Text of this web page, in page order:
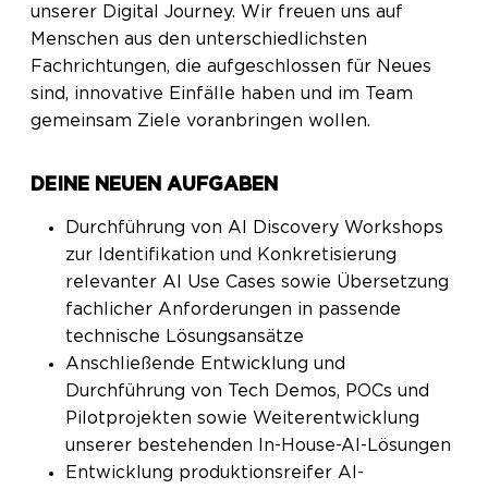
unserer Digital Journey. Wir freuen uns auf
Menschen aus den unterschiedlichsten
Fachrichtungen, die aufgeschlossen für Neues
sind, innovative Einfälle haben und im Team
gemeinsam Ziele voranbringen wollen.
DEINE NEUEN AUFGABEN
Durchführung von AI Discovery Workshops
zur Identifikation und Konkretisierung
relevanter AI Use Cases sowie Übersetzung
fachlicher Anforderungen in passende
technische Lösungsansätze
Anschließende Entwicklung und
Durchführung von Tech Demos, POCs und
Pilotprojekten sowie Weiterentwicklung
unserer bestehenden In-House-AI-Lösungen
Entwicklung produktionsreifer AI-